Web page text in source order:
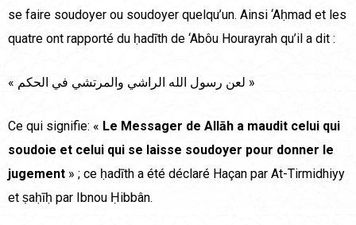
se faire soudoyer ou soudoyer quelqu’un. Ainsi ‘Aḥmad et les
quatre ont rapporté du ḥadīth de ‘Abôu Hourayrah qu’il a dit :
« لعن رسول الله الراشي والمرتشي في الحكم »
Ce qui signifie: « Le Messager de Allāh a maudit celui qui
soudoie et celui qui se laisse soudoyer pour donner le
jugement » ; ce ḥadīth a été déclaré Haçan par At-Tirmidhiyy
et ṣaḥīḥ par Ibnou Ḥibbân.